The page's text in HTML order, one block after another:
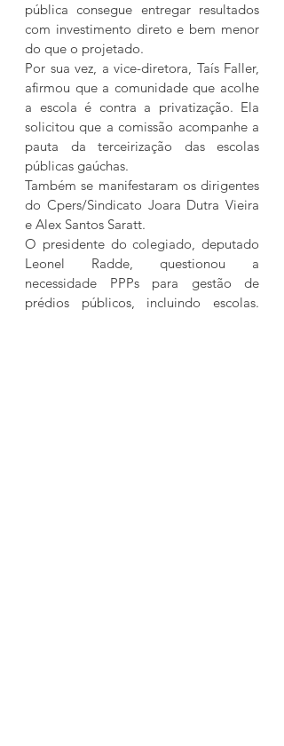
pública consegue entregar resultados
com investimento direto e bem menor
do que o projetado.
Por sua vez, a vice-diretora, Taís Faller,
afirmou que a comunidade que acolhe
a escola é contra a privatização. Ela
solicitou que a comissão acompanhe a
pauta da terceirização das escolas
públicas gaúchas.
Também se manifestaram os dirigentes
do Cpers/Sindicato Joara Dutra Vieira
e Alex Santos Saratt.
O presidente do colegiado, deputado
Leonel Radde, questionou a
necessidade PPPs para gestão de
prédios públicos, incluindo escolas.